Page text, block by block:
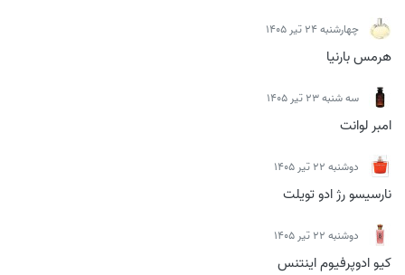
چهارشنبه 24 تیر 1405
هرمس بارنیا
سه شنبه 23 تیر 1405
امبر لوانت
دوشنبه 22 تیر 1405
نارسیسو رژ ادو تویلت
دوشنبه 22 تیر 1405
کیو ادوپرفیوم اینتنس